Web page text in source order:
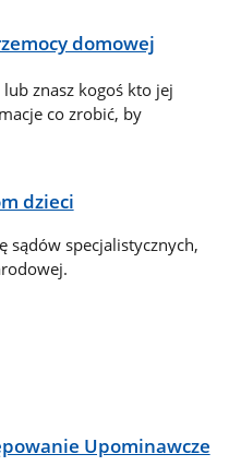
domowej
znasz kogoś kto jej
co zrobić, by
dzieci
sądów specjalistycznych,
Upominawcze